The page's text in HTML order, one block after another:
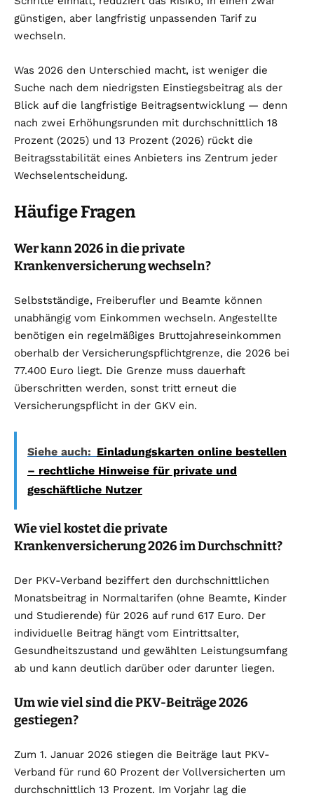
günstigen, aber langfristig unpassenden Tarif zu
wechseln.
Was 2026 den Unterschied macht, ist weniger die
Suche nach dem niedrigsten Einstiegsbeitrag als der
Blick auf die langfristige Beitragsentwicklung — denn
nach zwei Erhöhungsrunden mit durchschnittlich 18
Prozent (2025) und 13 Prozent (2026) rückt die
Beitragsstabilität eines Anbieters ins Zentrum jeder
Wechselentscheidung.
Häufige Fragen
Wer kann 2026 in die private
Krankenversicherung wechseln?
Selbstständige, Freiberufler und Beamte können
unabhängig vom Einkommen wechseln. Angestellte
benötigen ein regelmäßiges Bruttojahreseinkommen
oberhalb der Versicherungspflichtgrenze, die 2026 bei
77.400 Euro liegt. Die Grenze muss dauerhaft
überschritten werden, sonst tritt erneut die
Versicherungspflicht in der GKV ein.
Siehe auch: Einladungskarten online bestellen
– rechtliche Hinweise für private und
geschäftliche Nutzer
Wie viel kostet die private
Krankenversicherung 2026 im Durchschnitt?
Der PKV-Verband beziffert den durchschnittlichen
Monatsbeitrag in Normaltarifen (ohne Beamte, Kinder
und Studierende) für 2026 auf rund 617 Euro. Der
individuelle Beitrag hängt vom Eintrittsalter,
Gesundheitszustand und gewählten Leistungsumfang
ab und kann deutlich darüber oder darunter liegen.
Um wie viel sind die PKV-Beiträge 2026
gestiegen?
Zum 1. Januar 2026 stiegen die Beiträge laut PKV-
Verband für rund 60 Prozent der Vollversicherten um
durchschnittlich 13 Prozent. Im Vorjahr lag die